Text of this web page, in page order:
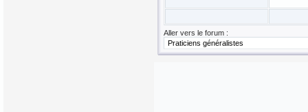
Aller vers le forum :